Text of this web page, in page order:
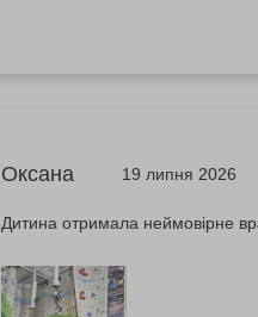
Оксана 19 липня 2026
Дитина отримала неймовірне